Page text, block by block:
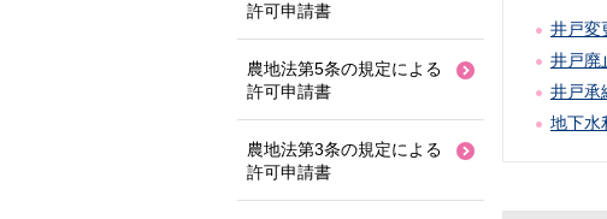
井戸変
井戸廃
井戸承
地下水
許可申請書
農地法第5条の規定による
許可申請書
農地法第3条の規定による
許可申請書